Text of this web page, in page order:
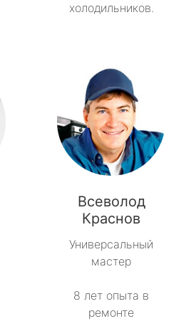
холодильников.
Всеволод
Краснов
Универсальный
мастер
8 лет опыта в
ремонте